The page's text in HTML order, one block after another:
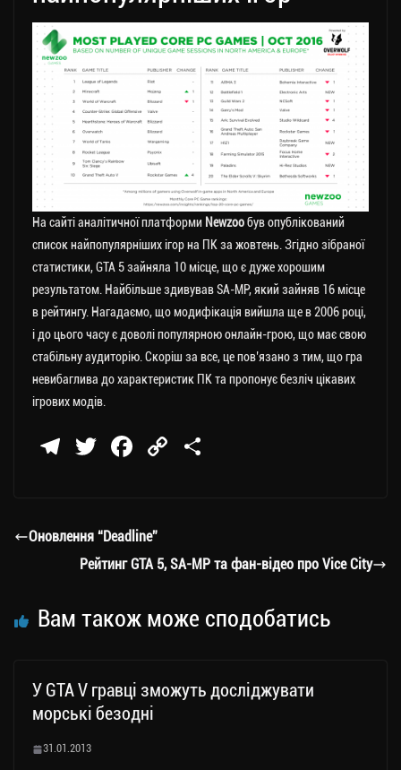
На сайті аналітичної платформи Newzooбув опублікований
список найпопулярніших ігор на ПК за жовтень. Згідно зібраної
статистики, GTA 5 зайняла 10 місце, що є дуже хорошим
результатом. Найбільше здивував SA-MP, який зайняв 16 місце
в рейтингу. Нагадаємо, що модифікація вийшла ще в 2006 році,
і до цього часу є доволі популярною онлайн-грою, що має свою
стабільну аудиторію. Скоріш за все, це пов’язано з тим, що гра
невибаглива до характеристик ПК та пропонує безліч цікавих
ігрових модів.
Te
a
m
T
er
Fa
ok
C
nk ти
Оновлення “Deadline”
Рейтинг GTA 5, SA-MP та фан-відео про Vice City
Вам також може сподобатись
У GTA V гравці зможуть досліджувати
морські безодні
31.01.2013